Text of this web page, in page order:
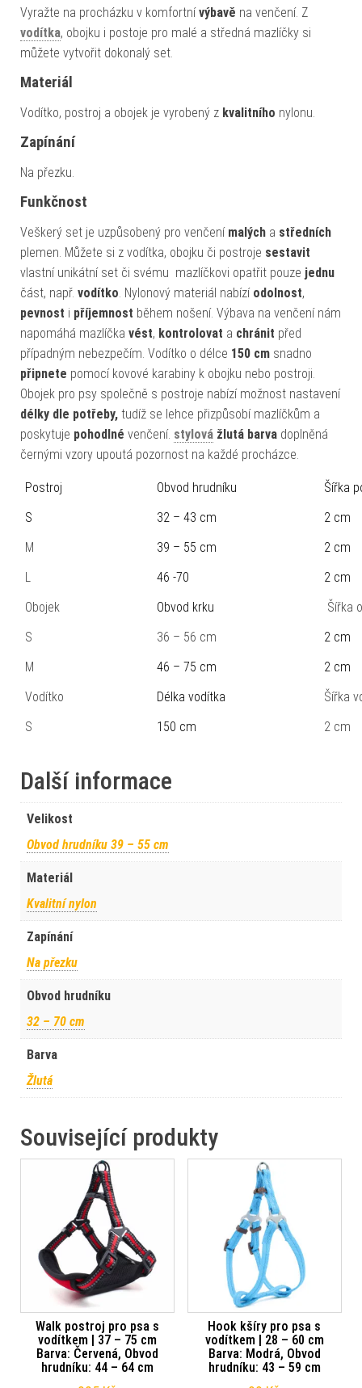
Vyražte na procházku v komfortnívýbavě na venčení. Z
vodítka, obojku i postoje pro malé a středná mazlíčky si
můžete vytvořit dokonalý set.
Materiál
Vodítko, postroj a obojek je vyrobený z kvalitního nylonu.
Zapínání
Na přezku.
Funkčnost
Veškerý set je uzpůsobený pro venčení malých a středních
plemen. Můžete si z vodítka, obojku či postroje sestavit
vlastní unikátní set či svému mazlíčkovi opatřit pouze jednu
část, např. vodítko. Nylonový materiál nabízí odolnost,
pevnost i příjemnost během nošení. Výbava na venčení nám
napomáhá mazlíčka vést, kontrolovat a chránit před
případným nebezpečím. Vodítko o délce 150 cm snadno
připnete pomocí kovové karabiny k obojku nebo postroji.
Obojek pro psy společně s postroje nabízí možnost nastavení
délky dle potřeby, tudíž se lehce přizpůsobí mazlíčkům a
poskytuje pohodlné venčení. stylová žlutá barva doplněná
černými vzory upoutá pozornost na každé procházce.
Postroj Obvod hrudníku
Šířka
S
32 – 43 cm
2 cm
M
39 – 55 cm
2 cm
L
46 -70
2 cm
Obojek
Obvod krku
Šířka
S
36 – 56 cm
2 cm
M
46 – 75 cm
2 cm
Vodítko
Délka vodítka
Šířka
S
150 cm 2 cm
Další informace
Velikost
Obvod hrudníku 39 – 55 cm
Materiál
Kvalitní nylon
Zapínání
Na přezku
Obvod hrudníku
32 – 70 cm
Barva
Žlutá
Související produkty
Walk postroj pro psa s
vodítkem | 37 – 75 cm
Barva: Červená, Obvod
hrudníku: 44 – 64 cm
Hook kšíry pro psa s
vodítkem | 28 – 60 cm
Barva: Modrá, Obvod
hrudníku: 43 – 59 cm